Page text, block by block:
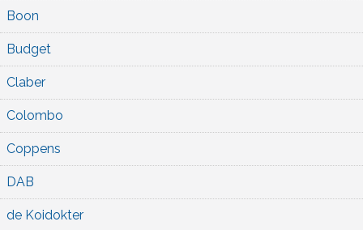
Boon
Budget
Claber
Colombo
Coppens
DAB
de Koidokter